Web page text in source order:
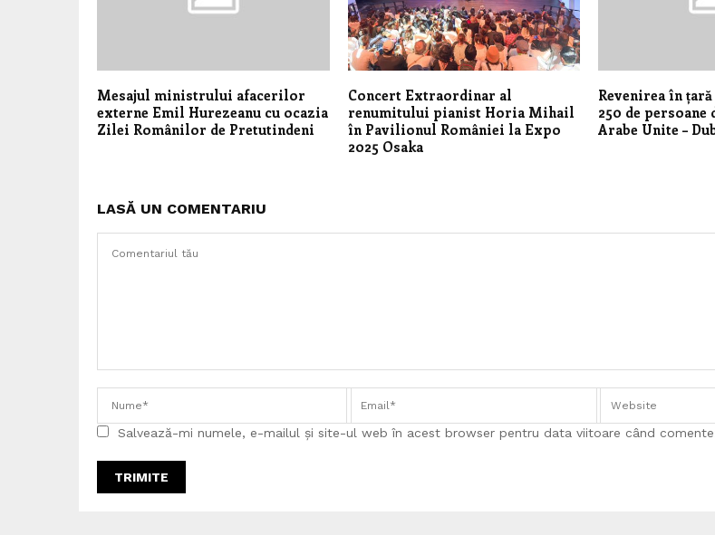
Mesajul ministrului afacerilor
externe Emil Hurezeanu cu ocazia
Zilei Românilor de Pretutindeni
Concert Extraordinar al
renumitului pianist Horia Mihail
în Pavilionul României la Expo
2025 Osaka
Revenirea în
250 de
Arabe Unite –
LASĂ UN COMENTARIU
Salvează-mi numele, e-mailul și site-ul web în acest browser pentru data viitoare când